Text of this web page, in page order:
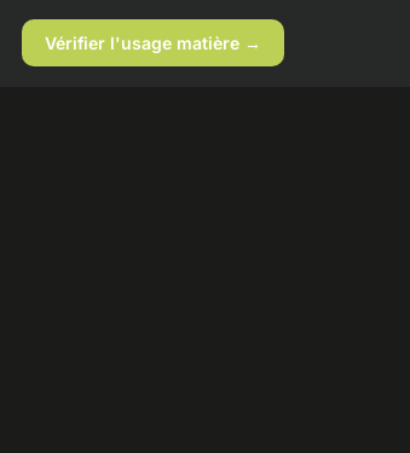
Vérifier l'usage matière →